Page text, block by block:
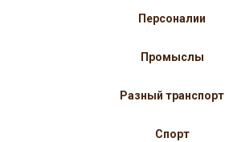
Персоналии
Промыслы
Разный транспорт
Спорт